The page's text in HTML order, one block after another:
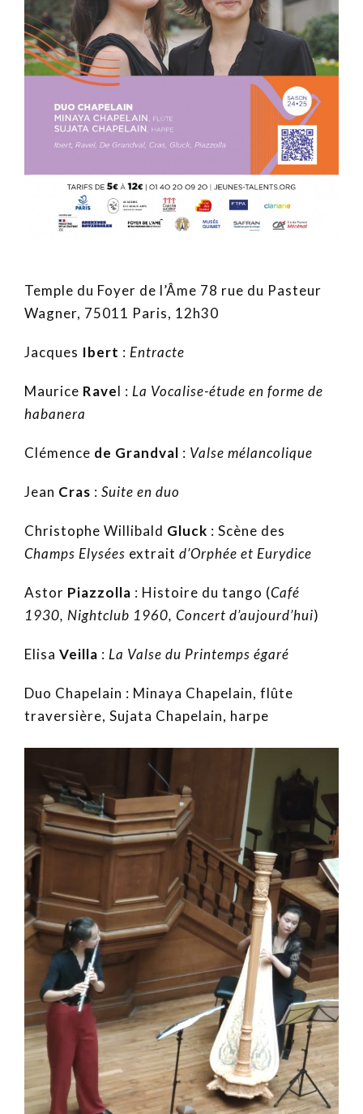
Temple du Foyer de l’Âme 78 rue du Pasteur
Wagner, 75011 Paris, 12h30
Jacques Ibert : Entracte
Maurice Ravel : La Vocalise-étude en forme de
habanera
Clémence de Grandval : Valse mélancolique
Jean Cras : Suite en duo
Christophe Willibald Gluck : Scène des
Champs Elysées extrait d’Orphée et Eurydice
Astor Piazzolla : Histoire du tango (Café
1930, Nightclub 1960, Concert d’aujourd’hui)
Elisa Veilla : La Valse du Printemps égaré
Duo Chapelain : Minaya Chapelain, flûte
traversière, Sujata Chapelain, harpe